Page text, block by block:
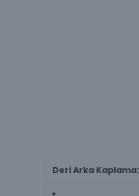
Deri Arka Kaplama: